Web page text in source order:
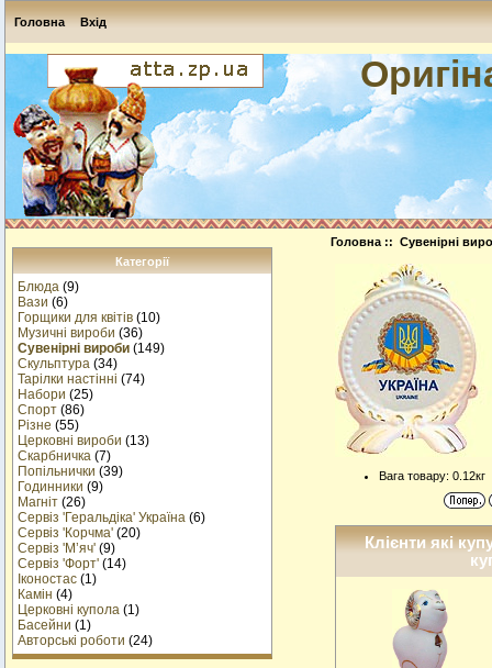
Головна Вхід
Категорії
Блюда (9)
Вази (6)
Горщики для квітів (10)
Музичнi вироби (36)
Сувенірні вироби (149)
Скульптура (34)
Тарілки настінні (74)
Набори (25)
Спорт (86)
Різне (55)
Церковні вироби (13)
Cкарбничка (7)
Попільнички (39)
Годинники (9)
Магніт (26)
Сервіз 'Геральдіка' Україна (6)
Сервіз 'Корчма' (20)
Сервіз 'М’яч' (9)
Сервіз 'Форт' (14)
Іконостас (1)
Камін (4)
Церковні купола (1)
Басейни (1)
Авторські роботи (24)
Головна ::Сувенірні
Вага товару: 0.12кг
Клієнти які